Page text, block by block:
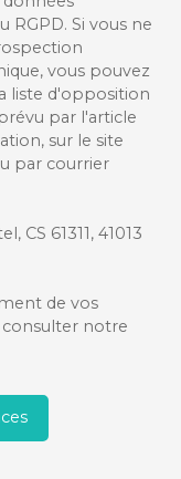
Si vous ne
vous pouvez
liste d'opposition
par l'article
sur le site
par courrier
CS 61311, 41013
de vos
notre